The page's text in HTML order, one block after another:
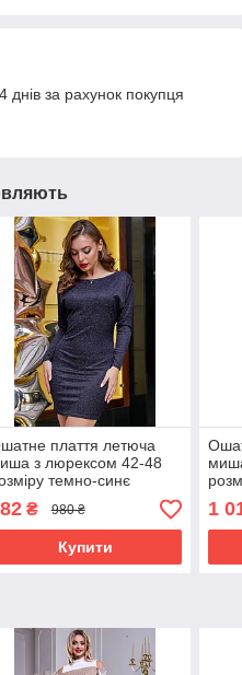
за рахунок покупця
плаття летюча
з люрексом 42-48
темно-синє
₴ 980 ₴
Купити
1